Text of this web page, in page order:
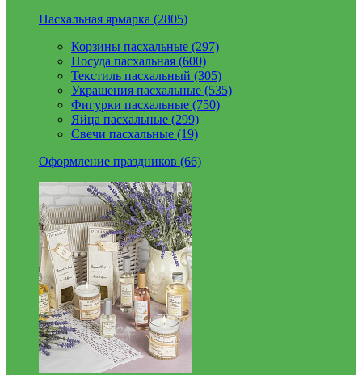
Пасхальная ярмарка (2805)
Корзины пасхальные (297)
Посуда пасхальная (600)
Текстиль пасхальный (305)
Украшения пасхальные (535)
Фигурки пасхальные (750)
Яйца пасхальные (299)
Свечи пасхальные (19)
Оформление праздников (66)